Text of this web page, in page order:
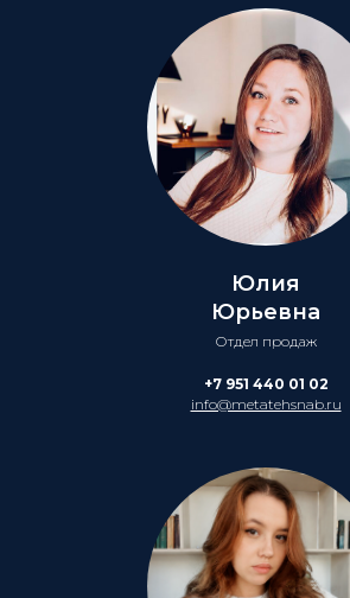
Юлия
Юрьевна
Отдел продаж
+7 951 440 01 02
info@metatehsnab.ru